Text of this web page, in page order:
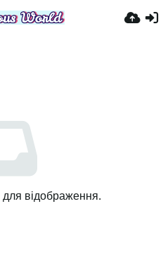
відображення.